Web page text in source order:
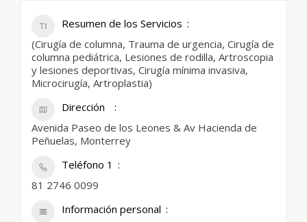
Resumen de los Servicios
(Cirugía de columna, Trauma de urgencia, Cirugía de
columna pediátrica, Lesiones de rodilla, Artroscopia
y lesiones deportivas, Cirugía mínima invasiva,
Microcirugía, Artroplastia)
Dirección
Avenida Paseo de los Leones & Av Hacienda de
Peñuelas, Monterrey
Teléfono 1
81 2746 0099
Información personal